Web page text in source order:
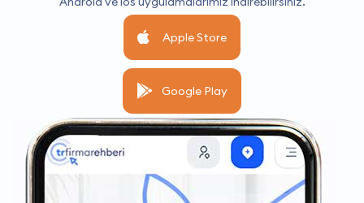
Apple Store
Google Play